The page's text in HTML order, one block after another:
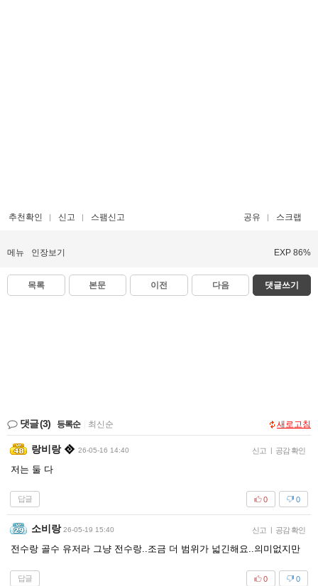
추천확인 신고 스팸신고 공유 스크랩
메뉴 인장보기 EXP 86%
목록 본문 이전 다음 댓글쓰기
댓글(3) 등록순 최신순 새로고침
랑비랑 26-05-16 14:40 신고 | 공감 확인
저는 둘 다
답글 0
0
소비랑 26-05-19 15:40 신고 | 공감 확인
전수랑 골수 유저라 그냥 전수랑..조금 더 범위가 넓긴해요..의미없지만
답글 0
0